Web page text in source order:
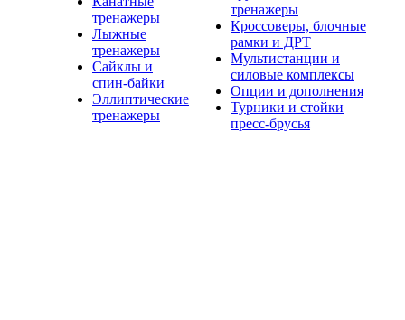
тренажеры
Лыжные
тренажеры
Сайклы и
спин-байки
Эллиптические
тренажеры
тренажеры
Кроссоверы, блочные
рамки и ДРТ
Мультистанции и
силовые комплексы
Опции и дополнения
Турники и стойки
пресс-брусья